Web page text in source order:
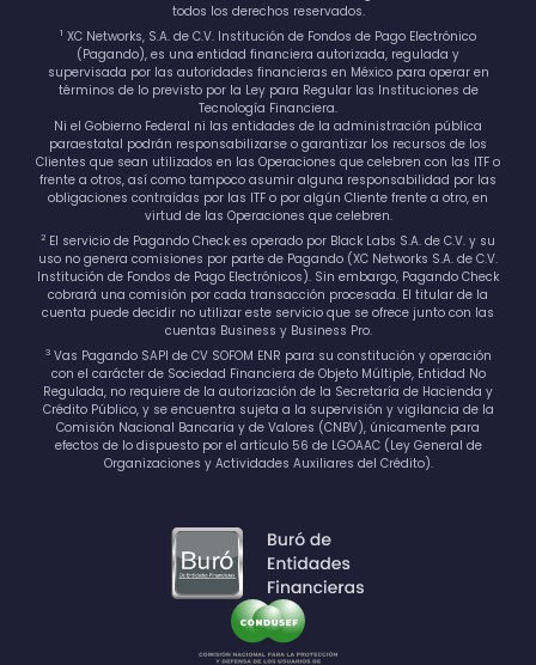
todos los derechos reservados.
1 XC Networks, S.A. de C.V. Institución de Fondos de Pago Electrónico
(Pagando), es una entidad financiera autorizada, regulada y
supervisada por las autoridades financieras en México para operar en
términos de lo previsto por la Ley para Regular las Instituciones de
Tecnología Financiera.
Ni el Gobierno Federal ni las entidades de la administración pública
paraestatal podrán responsabilizarse o garantizar los recursos de los
Clientes que sean utilizados en las Operaciones que celebren con las ITF o
frente a otros, así como tampoco asumir alguna responsabilidad por las
obligaciones contraídas por las ITF o por algún Cliente frente a otro, en
virtud de las Operaciones que celebren.
2 El servicio de Pagando Check es operado por Black Labs S.A. de C.V. y su
uso no genera comisiones por parte de Pagando (XC Networks S.A. de C.V.
Institución de Fondos de Pago Electrónicos). Sin embargo, Pagando Check
cobrará una comisión por cada transacción procesada. El titular de la
cuenta puede decidir no utilizar este servicio que se ofrece junto con las
cuentas Business y Business Pro.
3Vas Pagando SAPI de CV SOFOM ENR para su constitución y operación
con el carácter de Sociedad Financiera de Objeto Múltiple, Entidad No
Regulada, no requiere de la autorización de la Secretaría de Hacienda y
Crédito Público, y se encuentra sujeta a la supervisión y vigilancia de la
Comisión Nacional Bancaria y de Valores (CNBV), únicamente para
efectos de lo dispuesto por el artículo 56 de LGOAAC (Ley General de
Organizaciones y Actividades Auxiliares del Crédito).